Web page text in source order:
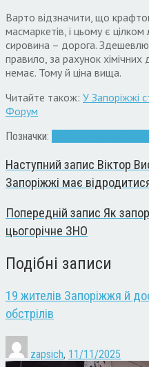
Варто відзначити, що
масмаркетів, і цьому є
сировина – дорога.
правило, за рахунок хімічних
немає. Тому й ціна вища.
Читайте також: У Запоріжжі
Форум
Позначки:
Наступний запис Віктор
Запоріжжі має
Попередній запис Як
цьогорічне ЗНО
Подібні записи
19 жителів Запоріжжя й
обстрілів
zapsich, 11/11/2025